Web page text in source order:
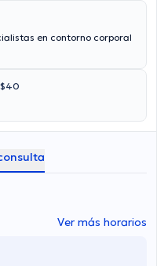
en contorno corporal
$40
Ver más horarios